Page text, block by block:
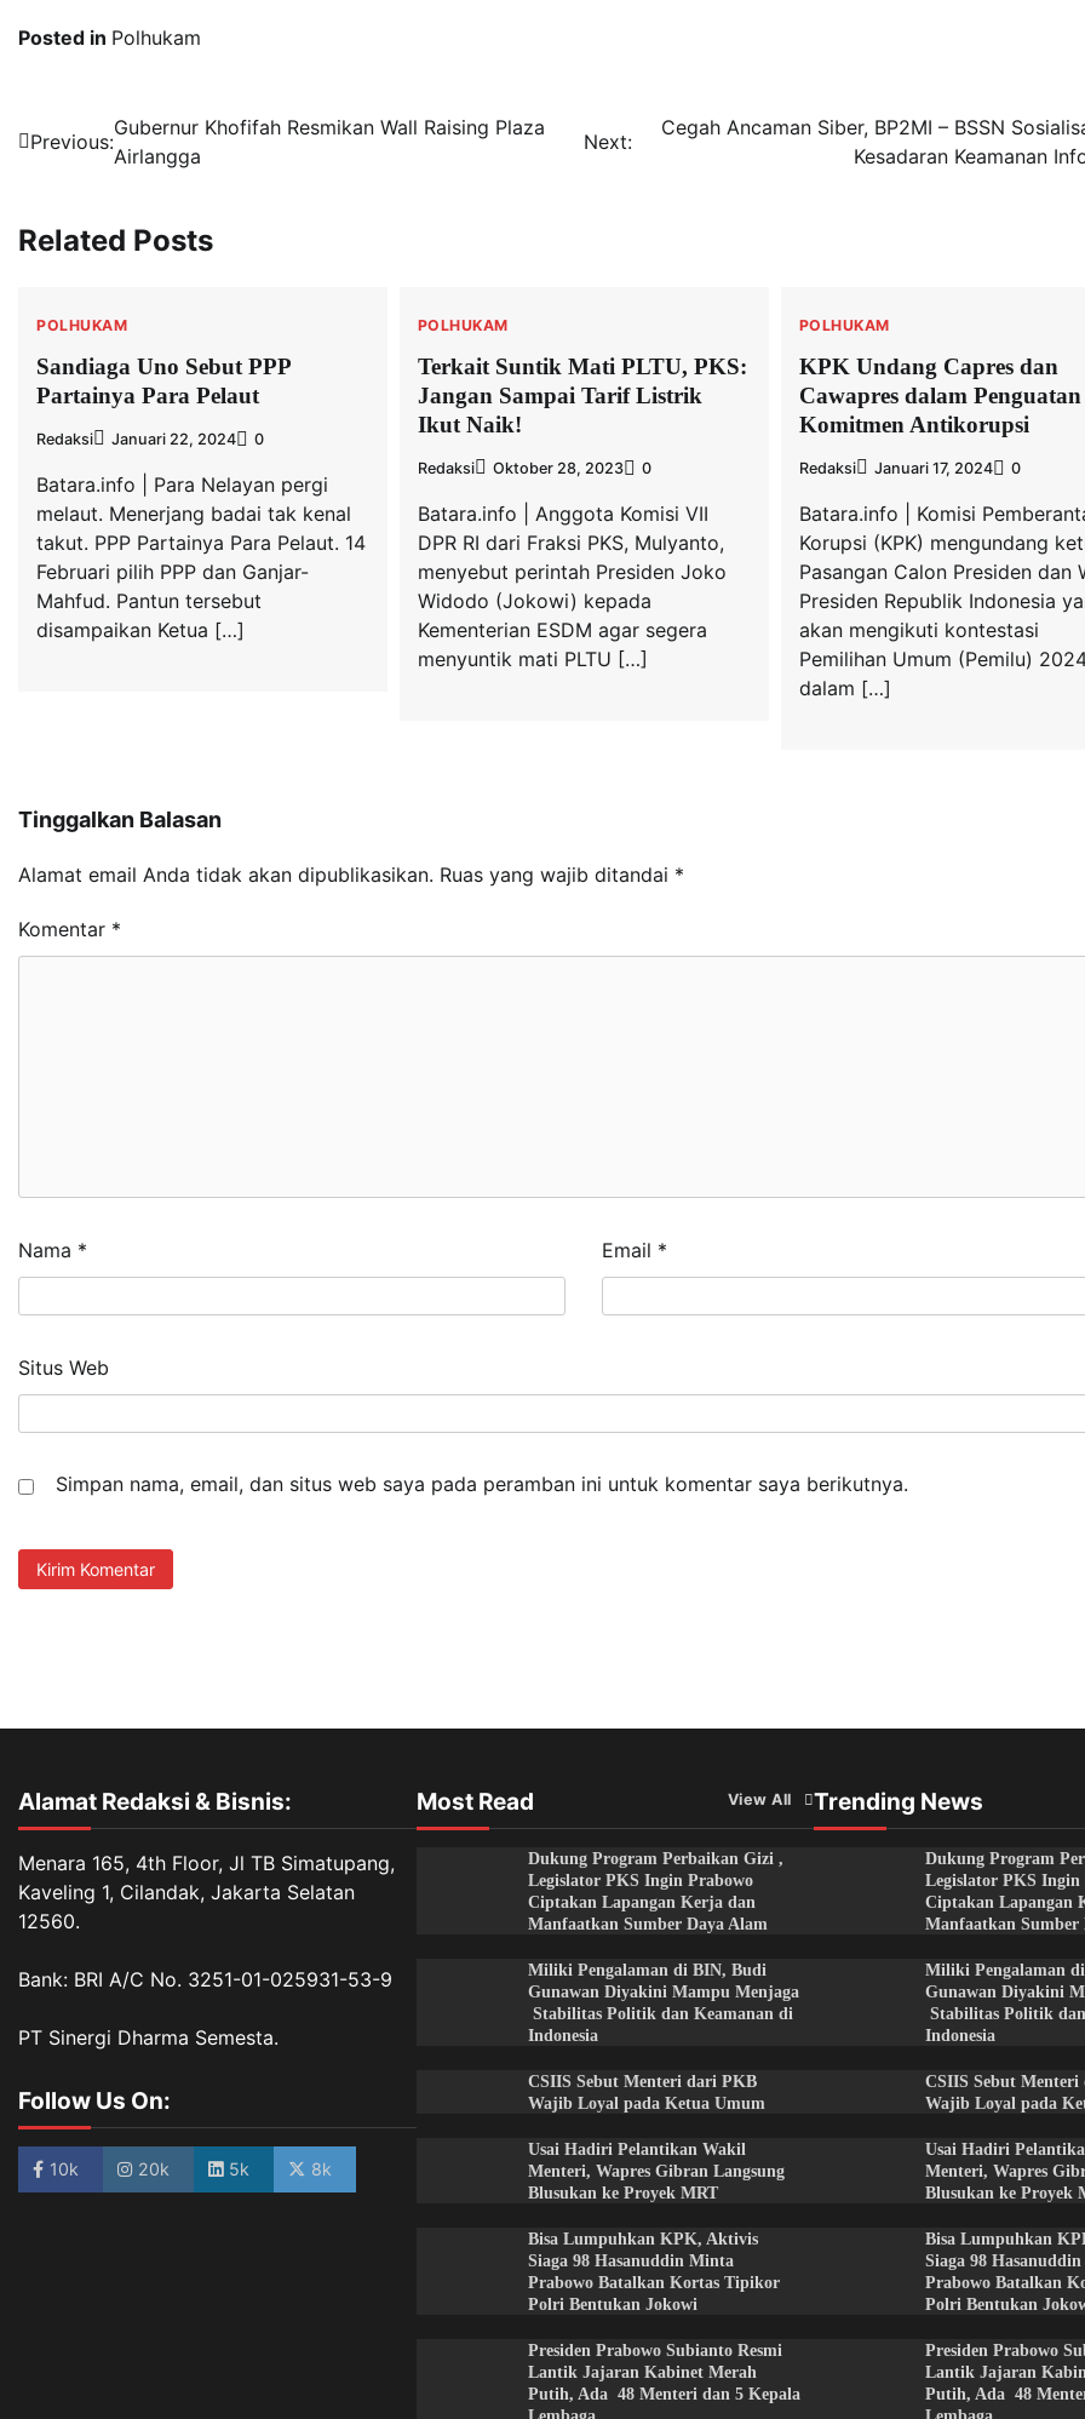
Posted in Polhukam
Navigasi
Previous:
Gubernur Khofifah Resmikan Wall Raising Plaza
Airlangga
Next:
Cegah Ancaman Siber, BP2MI – BSSN
Kesadaran Keamanan
Related Posts
POLHUKAM
Sandiaga Uno Sebut PPP
Partainya Para Pelaut
Redaksi Januari 22, 2024 0
Batara.info | Para Nelayan pergi
melaut. Menerjang badai tak kenal
takut. PPP Partainya Para Pelaut. 14
Februari pilih PPP dan Ganjar-
Mahfud. Pantun tersebut
disampaikan Ketua […]
POLHUKAM
Terkait Suntik Mati PLTU, PKS:
Jangan Sampai Tarif Listrik
Ikut Naik!
Redaksi Oktober 28, 2023 0
Batara.info | Anggota Komisi VII
DPR RI dari Fraksi PKS, Mulyanto,
menyebut perintah Presiden Joko
Widodo (Jokowi) kepada
Kementerian ESDM agar segera
menyuntik mati PLTU […]
POLHUKAM
KPK Undang Capres dan
Cawapres dalam Penguatan
Komitmen Antikorupsi
Redaksi Januari 17, 2024 0
Batara.info | Komisi
Korupsi (KPK) mengundang
Pasangan Calon Presiden dan
Presiden Republik Indonesia
akan mengikuti kontestasi
Pemilihan Umum (Pemilu)
dalam […]
Tinggalkan Balasan
Alamat email Anda tidak akan dipublikasikan. Ruas yang wajib ditandai *
Komentar *
Nama * Email *
Situs Web
Simpan nama, email, dan situs web saya pada peramban ini untuk komentar saya berikutnya.
Alamat Redaksi & Bisnis:
Menara 165, 4th Floor, Jl TB Simatupang,
Kaveling 1, Cilandak, Jakarta Selatan
12560.
Bank: BRI A/C No. 3251-01-025931-53-9
PT Sinergi Dharma Semesta.
Follow Us On:
10k 20k 5k 8k
Most Read View All
Dukung Program Perbaikan Gizi ,
Legislator PKS Ingin Prabowo
Ciptakan Lapangan Kerja dan
Manfaatkan Sumber Daya Alam
Miliki Pengalaman di BIN, Budi
Gunawan Diyakini Mampu Menjaga
Stabilitas Politik dan Keamanan di
Indonesia
CSIIS Sebut Menteri dari PKB
Wajib Loyal pada Ketua Umum
Usai Hadiri Pelantikan Wakil
Menteri, Wapres Gibran Langsung
Blusukan ke Proyek MRT
Bisa Lumpuhkan KPK, Aktivis
Siaga 98 Hasanuddin Minta
Prabowo Batalkan Kortas Tipikor
Polri Bentukan Jokowi
Presiden Prabowo Subianto Resmi
Lantik Jajaran Kabinet Merah
Putih, Ada 48 Menteri dan 5 Kepala
Trending News
Dukung Program
Legislator PKS Ingin
Ciptakan Lapangan
Manfaatkan Sumber
Miliki Pengalaman
Gunawan Diyakini
Stabilitas Politik
Indonesia
CSIIS Sebut
Wajib Loyal pada
Usai Hadiri
Menteri, Wapres
Blusukan ke Proyek
Bisa Lumpuhkan
Siaga 98
Prabowo Batalkan
Polri Bentukan
Presiden Prabowo
Lantik Jajaran
Putih, Ada 48